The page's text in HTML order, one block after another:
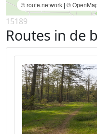
© route.network | ©
15189
Routes in de